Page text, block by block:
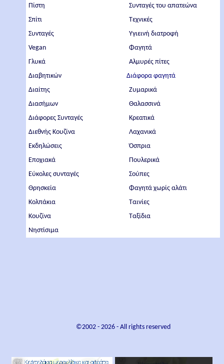
Πίστη
Σπίτι
Συνταγές
Vegan
Γλυκά
Διαβητικών
Διαίτης
Διασήμων
Διάφορες Συνταγές
Διεθνής Κουζίνα
Εκδηλώσεις
Εποχιακά
Εύκολες συνταγές
Θρησκεία
Κολπάκια
Κουζίνα
Νηστίσιμα
Συνταγές του απατεώνα
Τεχνικές
Υγιεινή διατροφή
Φαγητά
Αλμυρές πίτες
Διάφορα φαγητά
Ζυμαρικά
Θαλασσινά
Κρεατικά
Λαχανικά
Όσπρια
Πουλερικά
Σούπες
Φαγητά χωρίς αλάτι
Ταινίες
Ταξίδια
©2002 - 2026- All rights reserved
×